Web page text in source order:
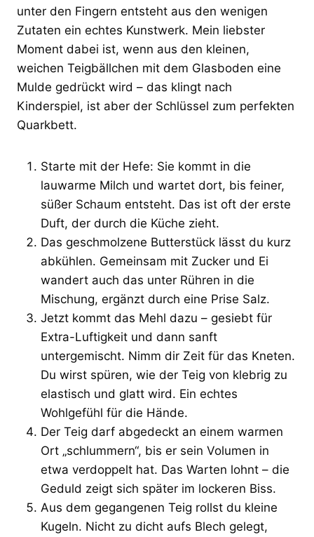
unter den Fingern entsteht aus den wenigen
Zutaten ein echtes Kunstwerk. Mein liebster
Moment dabei ist, wenn aus den kleinen,
weichen Teigbällchen mit dem Glasboden eine
Mulde gedrückt wird – das klingt nach
Kinderspiel, ist aber der Schlüssel zum perfekten
Quarkbett.
Starte mit der Hefe: Sie kommt in die
lauwarme Milch und wartet dort, bis feiner,
süßer Schaum entsteht. Das ist oft der erste
Duft, der durch die Küche zieht.
Das geschmolzene Butterstück lässt du kurz
abkühlen. Gemeinsam mit Zucker und Ei
wandert auch das unter Rühren in die
Mischung, ergänzt durch eine Prise Salz.
Jetzt kommt das Mehl dazu – gesiebt für
Extra-Luftigkeit und dann sanft
untergemischt. Nimm dir Zeit für das Kneten.
Du wirst spüren, wie der Teig von klebrig zu
elastisch und glatt wird. Ein echtes
Wohlgefühl für die Hände.
Der Teig darf abgedeckt an einem warmen
Ort „schlummern“, bis er sein Volumen in
etwa verdoppelt hat. Das Warten lohnt – die
Geduld zeigt sich später im lockeren Biss.
Aus dem gegangenen Teig rollst du kleine
Kugeln. Nicht zu dicht aufs Blech gelegt,